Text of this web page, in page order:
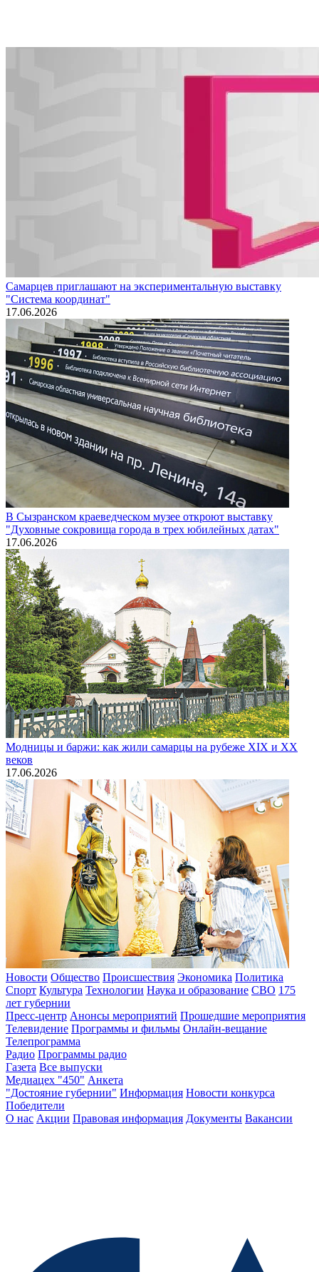
Самарцев приглашают на экспериментальную выставку
"Система координат"
17.06.2026
В Сызранском краеведческом музее откроют выставку
"Духовные сокровища города в трех юбилейных датах"
17.06.2026
Модницы и баржи: как жили самарцы на рубеже XIX и XX
веков
17.06.2026
Новости Общество Происшествия Экономика Политика
Спорт Культура Технологии Наука и образование СВО 175
лет губернии
Пресс-центр Анонсы мероприятий Прошедшие мероприятия
Телевидение Программы и фильмы Онлайн-вещание
Телепрограмма
Радио Программы радио
Газета Все выпуски
Медиацех "450" Анкета
"Достояние губернии" Информация Новости конкурса
Победители
О нас Акции Правовая информация Документы Вакансии